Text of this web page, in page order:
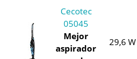
Cecotec
05045
Mejor
aspirador
29,6 W